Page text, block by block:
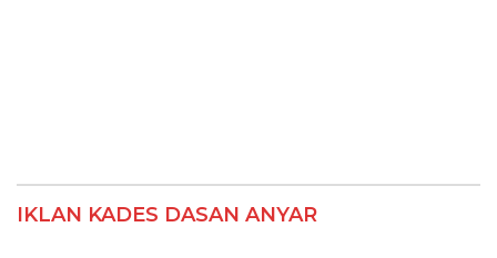
IKLAN KADES DASAN ANYAR